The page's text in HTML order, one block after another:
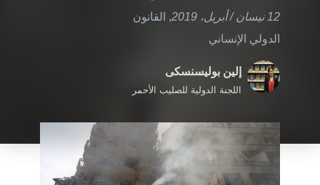
12 نيسان / أبريل، 2019 , القانون
الدولي الإنساني
إلين بوليسنسكى
اللجنة الدولية للصليب الأحمر